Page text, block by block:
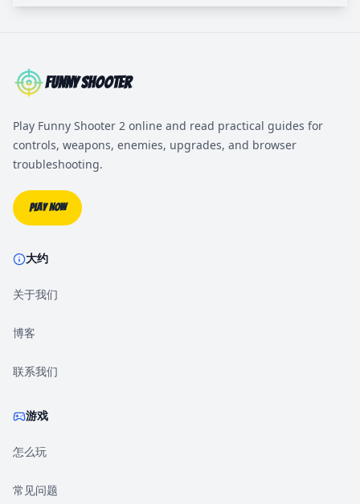
Funny Shooter
Play Funny Shooter 2 online and read practical guides for
controls, weapons, enemies, upgrades, and browser
troubleshooting.
Play Now
大约
关于我们
博客
联系我们
游戏
怎么玩
常见问题